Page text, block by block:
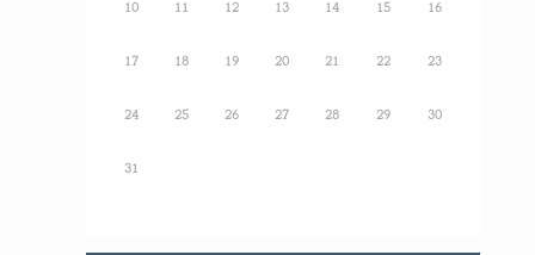
10 11 12 13 14 15 16
17 18 19 20 21 22 23
24 25 26 27 28 29 30
31